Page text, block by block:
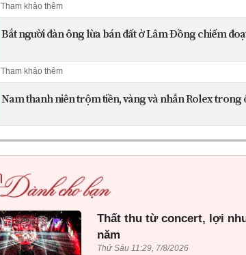
Tham khảo thêm
Bắt người đàn ông lừa bán đất ở Lâm Đồng chiếm
Tham khảo thêm
Nam thanh niên trộm tiền, vàng và nhẫn Rolex trong
Thất thu từ concert, lợi
năm
Thứ Sáu 11:29, 7/8/2026